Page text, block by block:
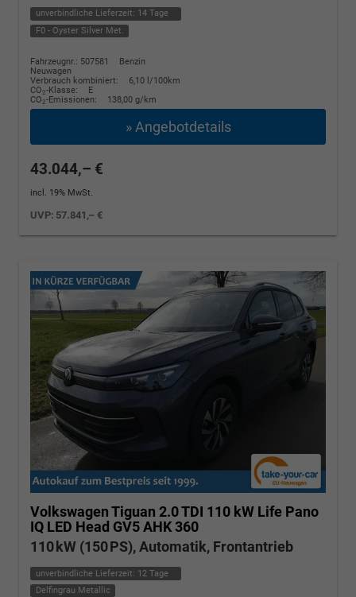
unverbindliche Lieferzeit: 14 Tage
F0 - Oyster Silver Met.
Fahrzeugnr.: 507581
Benzin
Neuwagen
Verbrauch kombiniert:
6,10 l/100km
CO2-Klasse:
E
CO2-Emissionen: 138,00 g/km
» Angebotdetails
43.044,– €
incl. 19% MwSt.
UVP: 57.841,– €
Volkswagen Tiguan 2.0 TDI 110 kW Life Pano
IQ LED Head GV5 AHK 360
110 kW (150 PS), Automatik, Frontantrieb
unverbindliche Lieferzeit: 12 Tage
Delfingrau Metallic